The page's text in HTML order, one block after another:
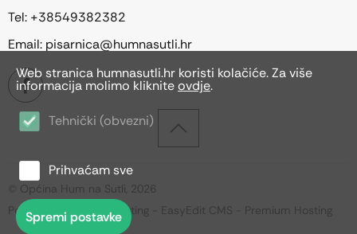
Tel: +38549382382
Email: pisarnica@humnasutli.hr
© Općina Hum na Sutli, 2026
Powered by WEB Marketing
EasyEdit CMS Premium Hosting
Web stranica humnasutli.hr koristi kolačiće. Za više
informacija molimo klikniteovdje.
Tehnički (obvezni)
Prihvaćam sve
Spremi postavke